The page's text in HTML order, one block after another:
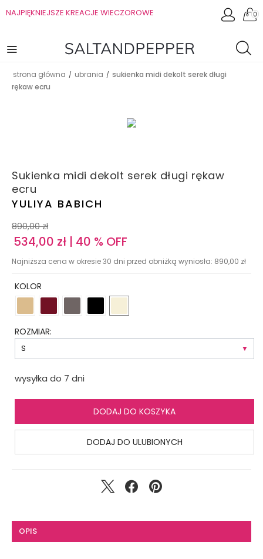
NAJPIĘKNIEJSZE KREACJE WIECZOROWE 0
strona główna / ubrania / sukienka midi dekolt serek długi
rękaw ecru
Sukienka midi dekolt serek długi rękaw
ecru
YULIYA BABICH
890,00 zł
534,00 zł | 40 % OFF
Najniższa cena w okresie 30 dni przed obniżką wyniosła: 890,00 zł
KOLOR
ROZMIAR:
wysyłka do 7 dni
DODAJ DO KOSZYKA
DODAJ DO ULUBIONYCH
OPIS